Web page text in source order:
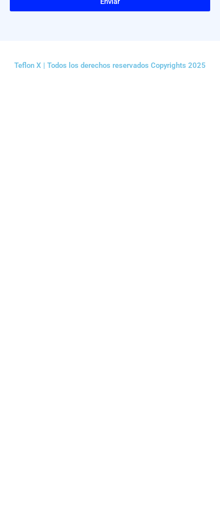
Teflon X | Todos los derechos reservados Copyrights 2025